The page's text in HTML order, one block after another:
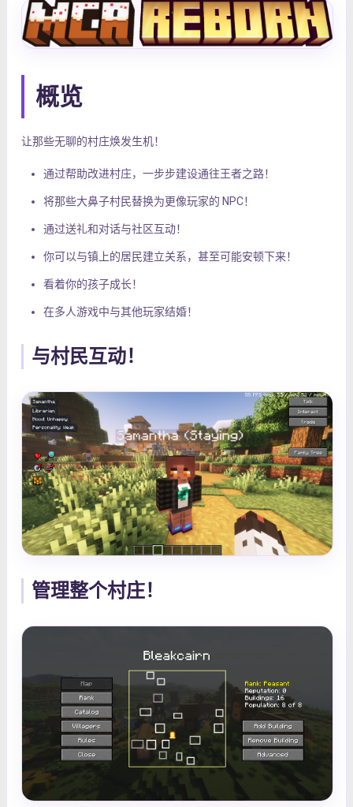
概览
让那些无聊的村庄焕发生机！
通过帮助改进村庄，一步步建设通往王者之路！
将那些大鼻子村民替换为更像玩家的 NPC！
通过送礼和对话与社区互动！
你可以与镇上的居民建立关系，甚至可能安顿下来！
看着你的孩子成长！
在多人游戏中与其他玩家结婚！
与村民互动！
管理整个村庄！